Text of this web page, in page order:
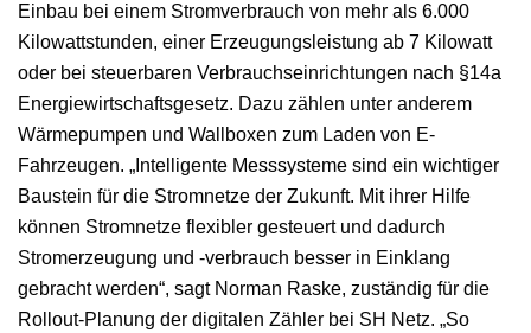
Einbau bei einem Stromverbrauch von mehr als 6.000
Kilowattstunden, einer Erzeugungsleistung ab 7 Kilowatt
oder bei steuerbaren Verbrauchseinrichtungen nach §14a
Energiewirtschaftsgesetz. Dazu zählen unter anderem
Wärmepumpen und Wallboxen zum Laden von E-
Fahrzeugen. „Intelligente Messsysteme sind ein wichtiger
Baustein für die Stromnetze der Zukunft. Mit ihrer Hilfe
können Stromnetze flexibler gesteuert und dadurch
Stromerzeugung und -verbrauch besser in Einklang
gebracht werden“, sagt Norman Raske, zuständig für die
Rollout-Planung der digitalen Zähler bei SH Netz. „So